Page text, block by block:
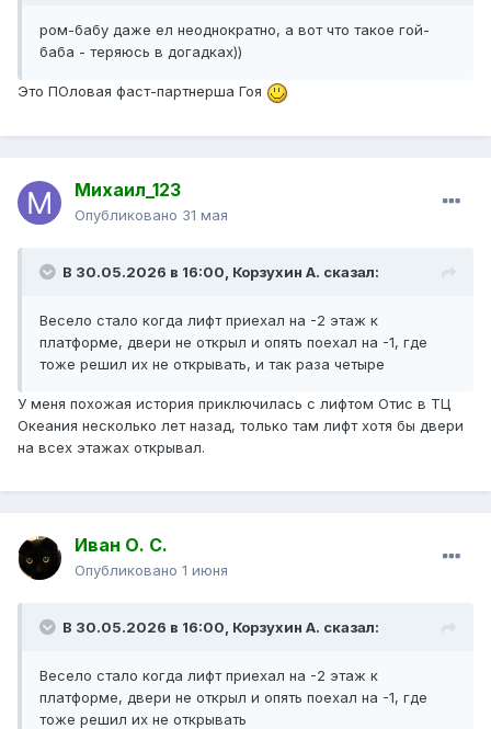
ром-бабу даже ел неоднократно, а вот что такое гой-
баба - теряюсь в догадках))
Это ПОловая фаст-партнерша Гоя
Михаил_123
Опубликовано 31 мая
В 30.05.2026 в 16:00, Корзухин А. сказал:
Весело стало когда лифт приехал на -2 этаж к
платформе, двери не открыл и опять поехал на -1, где
тоже решил их не открывать, и так раза четыре
У меня похожая история приключилась с лифтом Отис в ТЦ
Океания несколько лет назад, только там лифт хотя бы двери
на всех этажах открывал.
Иван О. С.
Опубликовано 1 июня
В 30.05.2026 в 16:00, Корзухин А. сказал:
Весело стало когда лифт приехал на -2 этаж к
платформе, двери не открыл и опять поехал на -1, где
тоже решил их не открывать